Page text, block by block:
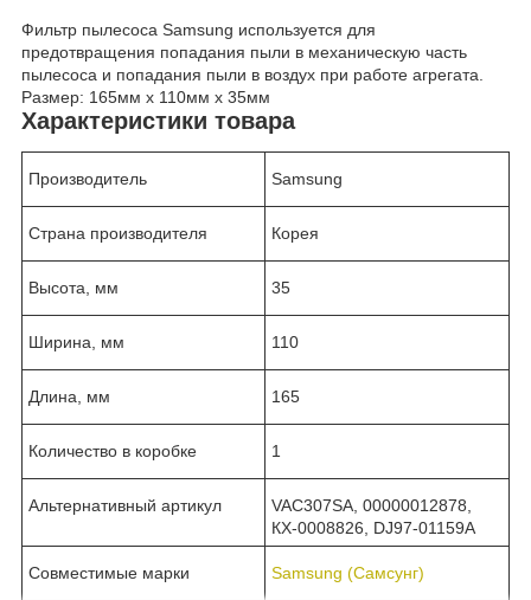
Фильтр пылесоса Samsung используется для
предотвращения попадания пыли в механическую часть
пылесоса и попадания пыли в воздух при работе агрегата.
Размер: 165мм х 110мм х 35мм
Характеристики товара
Производитель Samsung
Страна производителя Корея
Высота, мм 35
Ширина, мм 110
Длина, мм 165
Количество в коробке 1
Альтернативный артикул
VAC307SA, 00000012878,
КХ-0008826, DJ97-01159A
Совместимые марки Samsung (Самсунг)